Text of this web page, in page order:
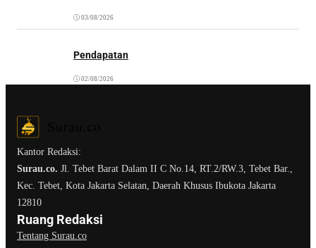
03/08/2026
Pendapatan
02/08/2026
Kantor Redaksi:
Surau.co. Jl. Tebet Barat Dalam II C No.14, RT.2/RW.3, Tebet Bar.,
Kec. Tebet, Kota Jakarta Selatan, Daerah Khusus Ibukota Jakarta
12810
Ruang Redaksi
Tentang Surau.co